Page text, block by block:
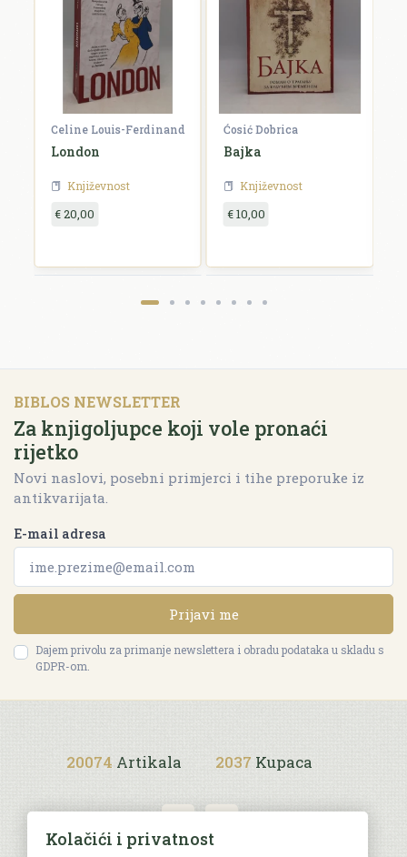
Celine Louis-Ferdinand
London
Književnost
€ 20,00
Ćosić Dobrica
Bajka
Književnost
€ 10,00
BIBLOS NEWSLETTER
Za knjigoljupce koji vole pronaći
rijetko
Novi naslovi, posebni primjerci i tihe preporuke iz
antikvarijata.
E-mail adresa
Prijavi me
Dajem privolu za primanje newslettera i obradu podataka u skladu s
GDPR-om.
20074 Artikala 2037 Kupaca
Kolačići i privatnost